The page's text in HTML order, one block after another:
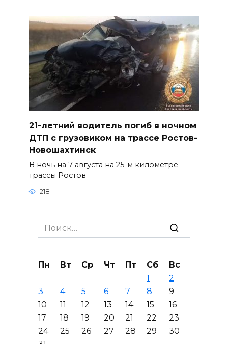
21-летний водитель погиб в ночном
ДТП с грузовиком на трассе Ростов-
Новошахтинск
В ночь на 7 августа на 25-м километре
трассы Ростов
218
Search
for:
Пн Вт Ср Чт Пт Сб
Вс
1
2
3
4 5 6 7 8
9
10
11 12 13 14 15
16
17
18 19 20 21 22
23
24
25 26 27 28 29
30